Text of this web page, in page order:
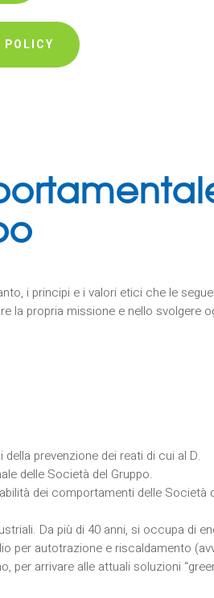
i principi e i valori etici che le
la propria missione e nello svolgere
prevenzione dei reati di cui al D.
delle Società del Gruppo.
dei comportamenti delle Società
Da più di 40 anni, si occupa di
per autotrazione e riscaldamento
arrivare alle attuali soluzioni